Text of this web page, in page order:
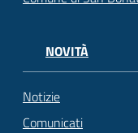
NOVITÀ
Notizie
Comunicati